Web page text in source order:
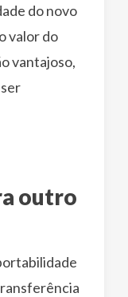
do novo
valor do
vantajoso,
outro